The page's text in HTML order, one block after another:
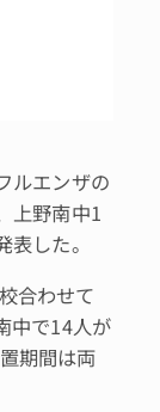
ルエンザの
上野南中1
した。
合わせて
中で14人が
期間は両